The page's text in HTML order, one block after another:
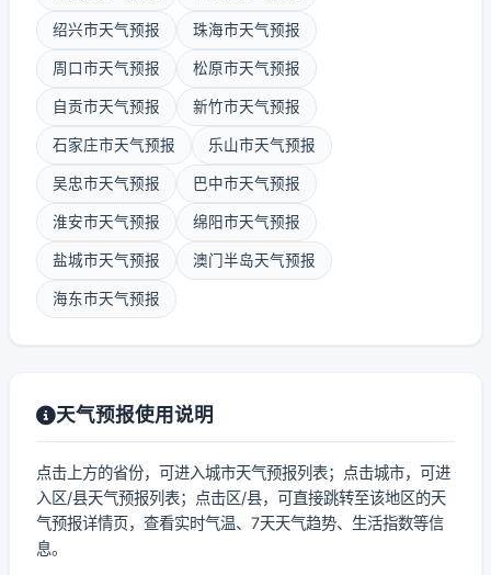
绍兴市天气预报 珠海市天气预报
周口市天气预报 松原市天气预报
自贡市天气预报 新竹市天气预报
石家庄市天气预报 乐山市天气预报
吴忠市天气预报 巴中市天气预报
淮安市天气预报 绵阳市天气预报
盐城市天气预报 澳门半岛天气预报
海东市天气预报
天气预报使用说明
点击上方的省份，可进入城市天气预报列表；点击城市，可进
入区/县天气预报列表；点击区/县，可直接跳转至该地区的天
气预报详情页，查看实时气温、7天天气趋势、生活指数等信
息。